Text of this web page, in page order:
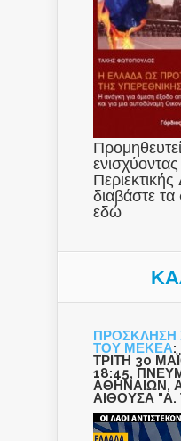
διαβάστε
εδώ
ΠΡΟΣΚΛΗΣΗ
ΤΟΥ ΜΕΚΕΑ:
ΤΡΙΤΗ 30
18:45,
ΑΘΗΝΑΙΩΝ,
ΑΙΘΟΥΣΑ "Α.